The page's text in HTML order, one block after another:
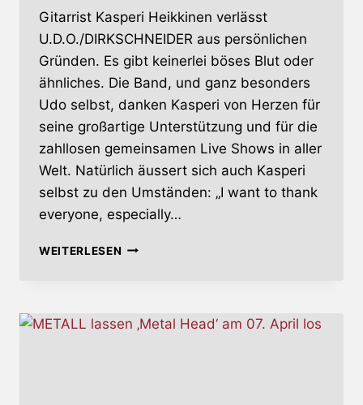
Gitarrist Kasperi Heikkinen verlässt
U.D.O./DIRKSCHNEIDER aus persönlichen
Gründen. Es gibt keinerlei böses Blut oder
ähnliches. Die Band, und ganz besonders
Udo selbst, danken Kasperi von Herzen für
seine großartige Unterstützung und für die
zahllosen gemeinsamen Live Shows in aller
Welt. Natürlich äussert sich auch Kasperi
selbst zu den Umständen: „I want to thank
everyone, especially…
WEITERLESENBESETZUNGSWECHSEL